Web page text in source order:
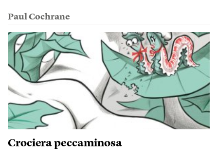
Paul Cochrane
Crociera peccaminosa